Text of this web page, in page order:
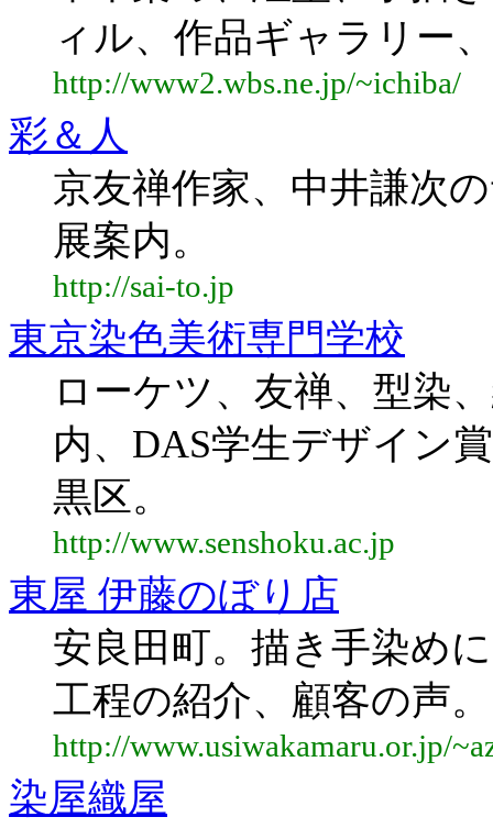
ィル、作品ギャラリー
http://www2.wbs.ne.jp/~ichiba/
彩＆人
京友禅作家、中井謙次
展案内。
http://sai-to.jp
東京染色美術専門学校
ローケツ、友禅、型染
内、DAS学生デザイン
黒区。
http://www.senshoku.ac.jp
東屋 伊藤のぼり店
安良田町。描き手染め
工程の紹介、顧客の声。
http://www.usiwakamaru.or.jp/
染屋織屋